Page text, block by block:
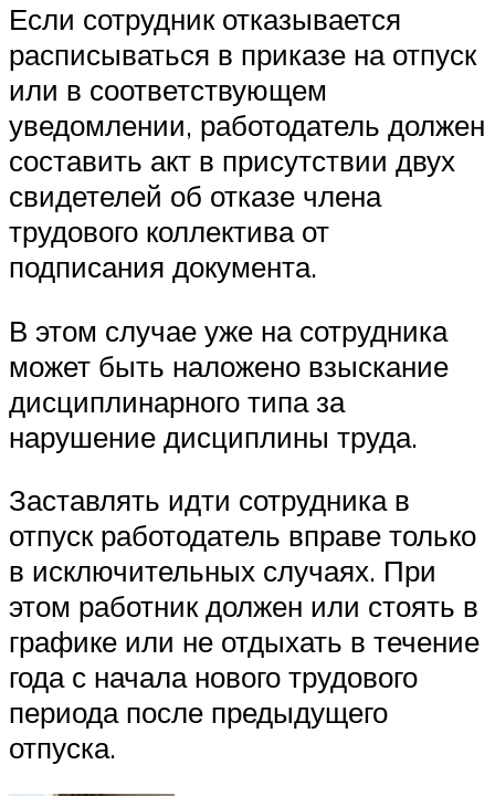
Если сотрудник отказывается
расписываться в приказе на отпуск
или в соответствующем
уведомлении, работодатель должен
составить акт в присутствии двух
свидетелей об отказе члена
трудового коллектива от
подписания документа.
В этом случае уже на сотрудника
может быть наложено взыскание
дисциплинарного типа за
нарушение дисциплины труда.
Заставлять идти сотрудника в
отпуск работодатель вправе только
в исключительных случаях. При
этом работник должен или стоять в
графике или не отдыхать в течение
года с начала нового трудового
периода после предыдущего
отпуска.